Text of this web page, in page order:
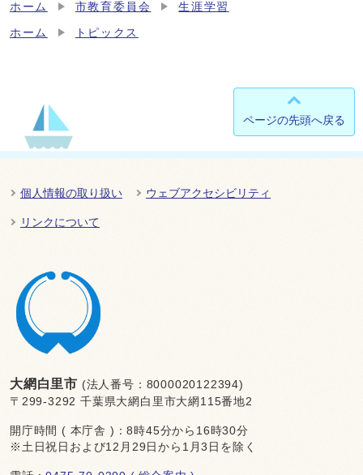
ホーム 市教育委員会 生涯学習
ホーム トピックス
ページの先頭へ戻る
個人情報の取り扱い ウェブアクセシビリティ
リンクについて
大網白里市 (法人番号：8000020122394)
〒299-3292 千葉県大網白里市大網115番地2
開庁時間 ( 本庁舎 )：8時45分から16時30分
※土日祝日および12月29日から1月3日を除く